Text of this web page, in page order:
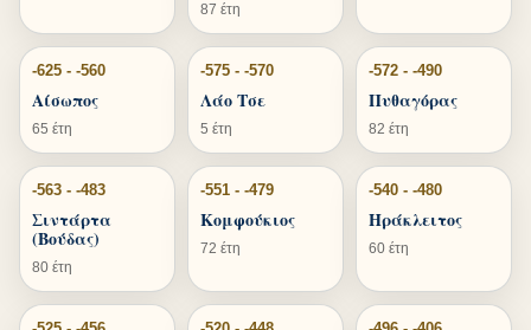
87 έτη
-625 - -560
Αίσωπος
65 έτη
-575 - -570
Λάο Τσε
5 έτη
-572 - -490
Πυθαγόρας
82 έτη
-563 - -483
Σιντάρτα
(Βούδας)
80 έτη
-551 - -479
Κομφούκιος
72 έτη
-540 - -480
Ηράκλειτος
60 έτη